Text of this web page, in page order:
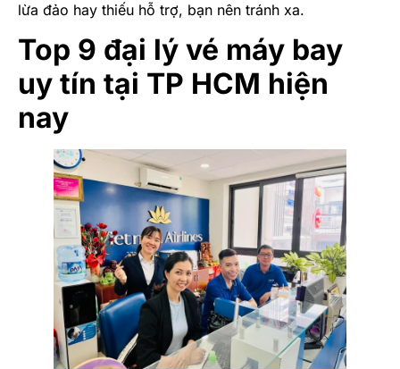
lừa đảo hay thiếu hỗ trợ, bạn nên tránh xa.
Top 9 đại lý vé máy bay
uy tín tại TP HCM hiện
nay